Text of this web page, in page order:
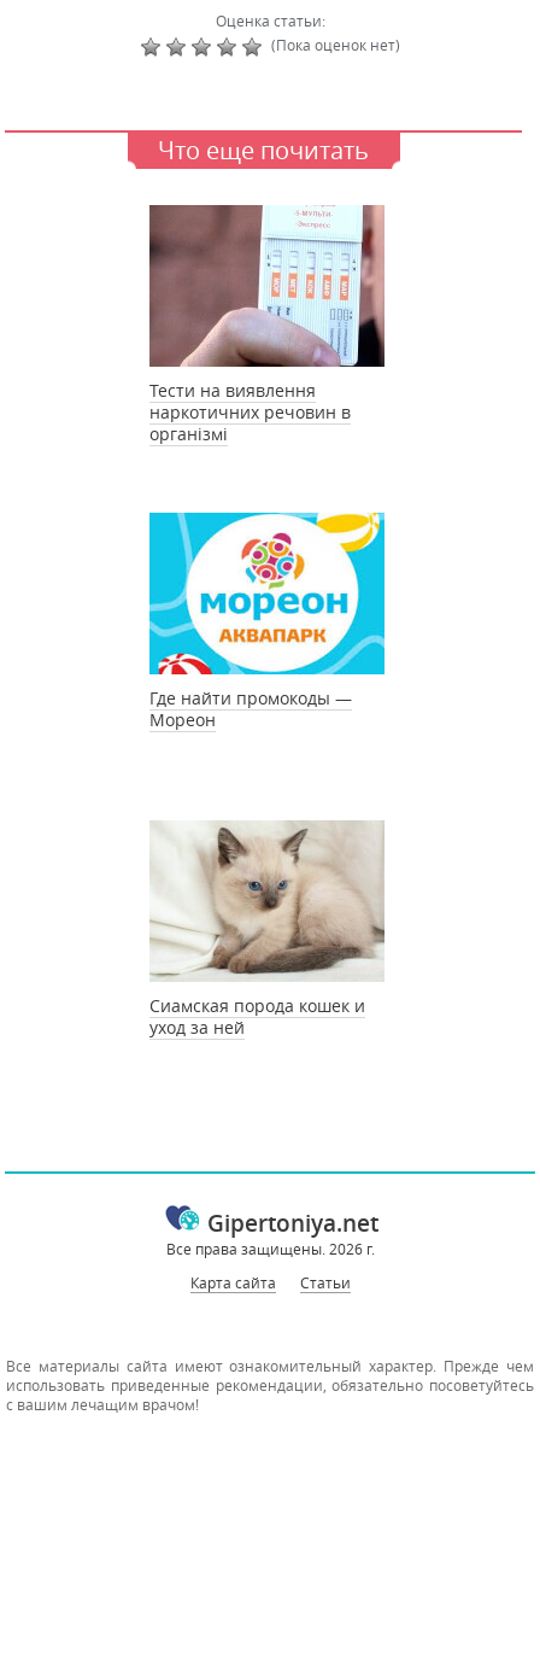
Оценка статьи:
(Пока оценок нет)
Что еще почитать
Тести на виявлення
наркотичних речовин в
організмі
Где найти промокоды —
Мореон
Сиамская порода кошек и
уход за ней
Gipertoniya.net
Все права защищены. 2026 г.
Карта сайта
Статьи
Все материалы сайта имеют ознакомительный характер. Прежде чем
использовать приведенные рекомендации, обязательно посоветуйтесь
с вашим лечащим врачом!